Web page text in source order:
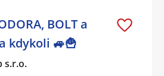
BOLT a
kdykoli 🚙🍟
s.r.o.